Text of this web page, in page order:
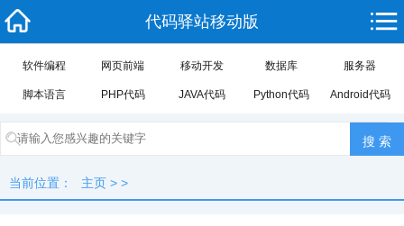
代码驿站移动版
软件编程 网页前端 移动开发 数据库 服务器
脚本语言 PHP代码 JAVA代码 Python代码 Android代码
当前位置： 主页 > >